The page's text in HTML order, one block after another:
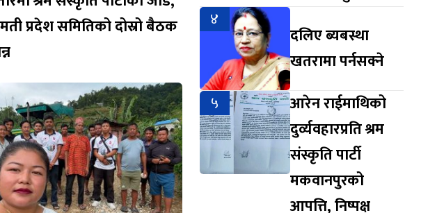
प्रदेश समितिको दोस्रो बैठक
४
दलिए ब्यबस्था
खतरामा पर्नसक्ने
५
आरेन राईमाथिको
दुर्व्यवहारप्रति श्रम
संस्कृति पार्टी
मकवानपुरको
आपत्ति, निष्पक्ष